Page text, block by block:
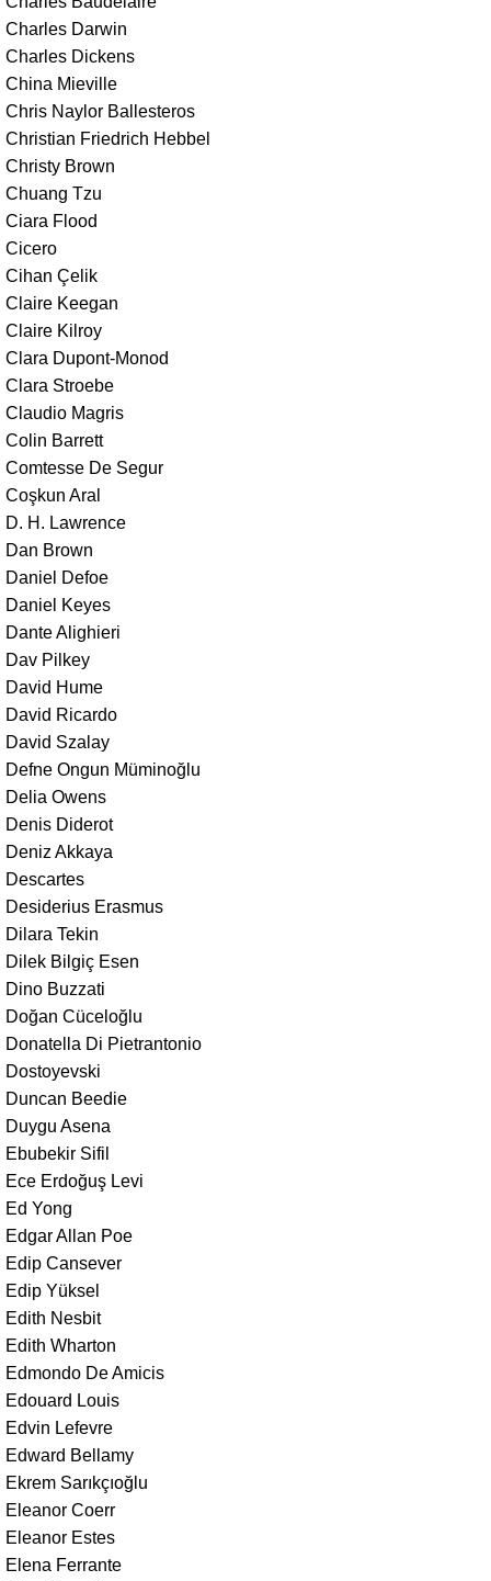
Charles Darwin
Charles Dickens
China Mieville
Chris Naylor Ballesteros
Christian Friedrich Hebbel
Christy Brown
Chuang Tzu
Ciara Flood
Cicero
Cihan Çelik
Claire Keegan
Claire Kilroy
Clara Dupont-Monod
Clara Stroebe
Claudio Magris
Colin Barrett
Comtesse De Segur
Coşkun Aral
D. H. Lawrence
Dan Brown
Daniel Defoe
Daniel Keyes
Dante Alighieri
Dav Pilkey
David Hume
David Ricardo
David Szalay
Defne Ongun Müminoğlu
Delia Owens
Denis Diderot
Deniz Akkaya
Descartes
Desiderius Erasmus
Dilara Tekin
Dilek Bilgiç Esen
Dino Buzzati
Doğan Cüceloğlu
Donatella Di Pietrantonio
Dostoyevski
Duncan Beedie
Duygu Asena
Ebubekir Sifil
Ece Erdoğuş Levi
Ed Yong
Edgar Allan Poe
Edip Cansever
Edip Yüksel
Edith Nesbit
Edith Wharton
Edmondo De Amicis
Edouard Louis
Edvin Lefevre
Edward Bellamy
Ekrem Sarıkçıoğlu
Eleanor Coerr
Eleanor Estes
Elena Ferrante